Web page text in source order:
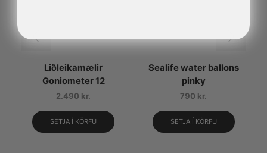
Liðleikamælir
Goniometer 12
2.490 kr.
SETJA Í KÖRFU
Sealife water ballons
pinky
790 kr.
SETJA Í KÖRFU